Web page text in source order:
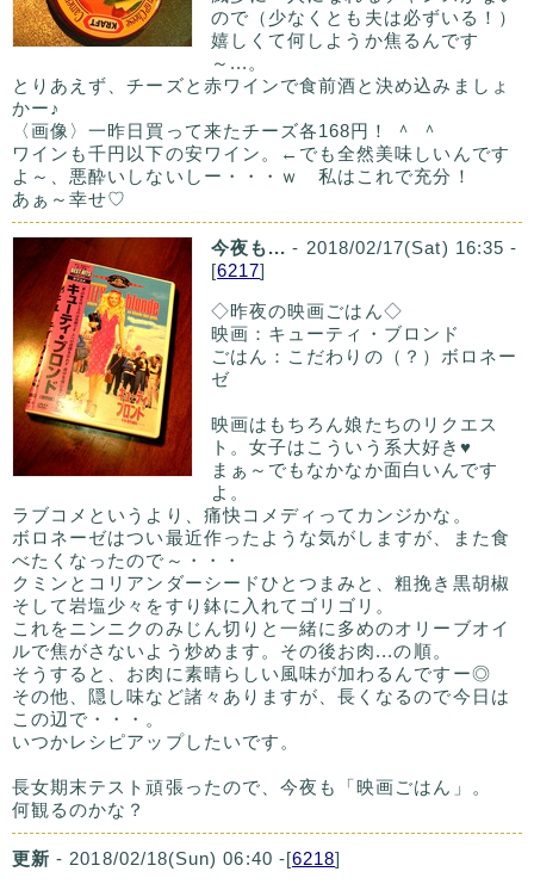
ので（少なくとも夫は必ずいる！）
嬉しくて何しようか焦るんです
～...。
とりあえず、チーズと赤ワインで食前酒と決め込みましょ
かー♪
〈画像〉一昨日買って来たチーズ各168円！ ＾ ＾
ワインも千円以下の安ワイン。←でも全然美味しいんです
よ～、悪酔いしないしー・・・ｗ 私はこれで充分！
あぁ～幸せ♡
今夜も... - 2018/02/17(Sat) 16:35 -
[6217]
◇昨夜の映画ごはん◇
映画：キューティ・ブロンド
ごはん：こだわりの（？）ボロネー
ゼ
映画はもちろん娘たちのリクエス
ト。女子はこういう系大好き♥
まぁ～でもなかなか面白いんです
よ。
ラブコメというより、痛快コメディってカンジかな。
ボロネーゼはつい最近作ったような気がしますが、また食
べたくなったので～・・・
クミンとコリアンダーシードひとつまみと、粗挽き黒胡椒
そして岩塩少々をすり鉢に入れてゴリゴリ。
これをニンニクのみじん切りと一緒に多めのオリーブオイ
ルで焦がさないよう炒めます。その後お肉...の順。
そうすると、お肉に素晴らしい風味が加わるんですー◎
その他、隠し味など諸々ありますが、長くなるので今日は
この辺で・・・。
いつかレシピアップしたいです。
長女期末テスト頑張ったので、今夜も「映画ごはん」。
何観るのかな？
更新 - 2018/02/18(Sun) 06:40 -[6218]